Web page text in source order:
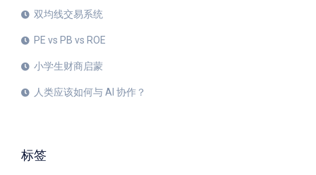
双均线交易系统
PE vs PB vs ROE
小学生财商启蒙
人类应该如何与 AI 协作？
标签